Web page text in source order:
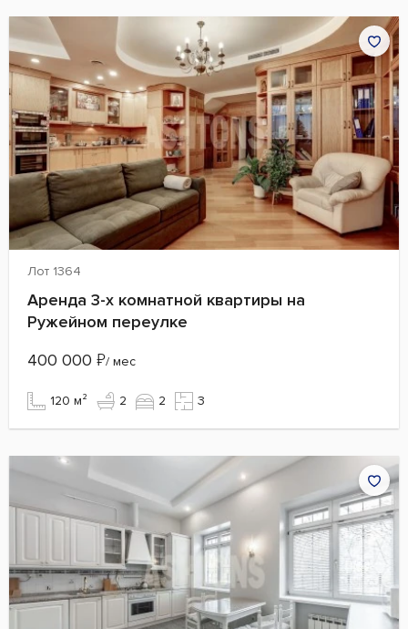
Лот 1364
Аренда 3-х комнатной квартиры на
Ружейном переулке
400 000 ₽/ мес
120 м² 2 2 3